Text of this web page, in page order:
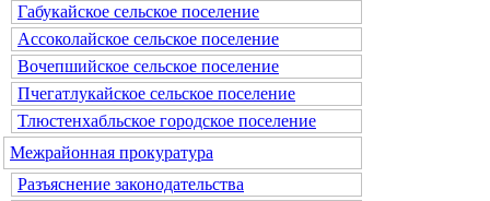
Габукайское сельское поселение
Ассоколайское сельское поселение
Вочепшийское сельское поселение
Пчегатлукайское сельское поселение
Тлюстенхабльское городское поселение
Межрайонная прокуратура
Разъяснение законодательства